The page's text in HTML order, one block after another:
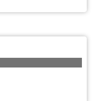
эксплуатации.
качества, что
ценами. Модели для
использования. Все
качества, что